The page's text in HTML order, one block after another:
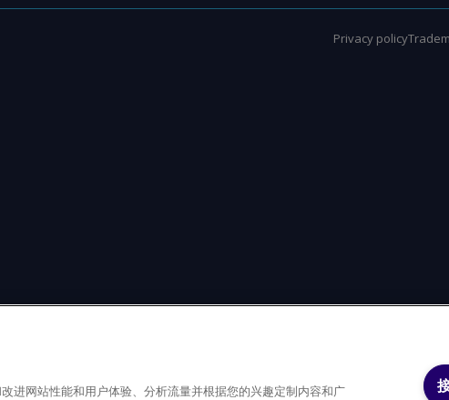
Privacy policy
进网站性能和用户体验、分析流量并根据您的兴趣定制内容和广